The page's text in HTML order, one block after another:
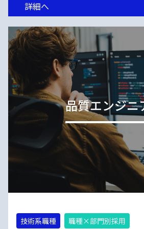
詳細へ
品質エンジニ
技術系職種 職種×部門別採用